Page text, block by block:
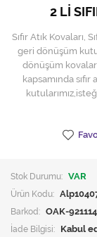
Tek-Çift Kovalı
Toptan Temizlik
Yedek Parçalar
2 Lİ
Sıfır Atık Kovaları,
geri dönüşüm
dönüşüm
kapsamında
Stok Durumu: VAR
Ürün Kodu:
Barkod: OAK-
İade Bilgisi: